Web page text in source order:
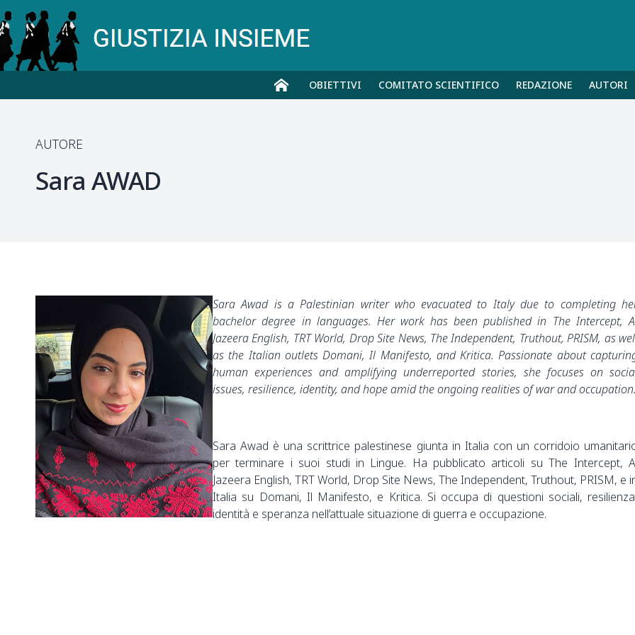
OBIETTIVI COMITATO SCIENTIFICO REDAZIONE AUTORI
AUTORE
Sara AWAD
Sara Awad is a Palestinian writer who evacuated to Italy due to completing
bachelor degree in languages. Her work has been published in The Intercept,
Jazeera English, TRT World, Drop Site News, The Independent, Truthout, PRISM, as
as the Italian outlets Domani, Il Manifesto, and Kritica. Passionate about
human experiences and amplifying underreported stories, she focuses on
issues, resilience, identity, and hope amid the ongoing realities of war and occupation.
Sara Awad è una scrittrice palestinese giunta in Italia con un corridoio
per terminare i suoi studi in Lingue. Ha pubblicato articoli su The Intercept,
Jazeera English, TRT World, Drop Site News, The Independent, Truthout, PRISM, e
Italia su Domani, Il Manifesto, e Kritica. Si occupa di questioni sociali,
identità e speranza nell’attuale situazione di guerra e occupazione.